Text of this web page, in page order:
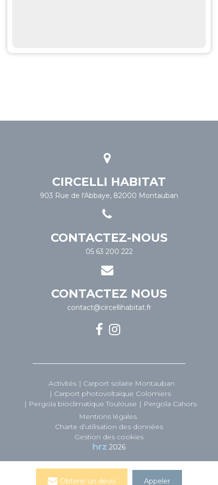
Obtenir un devis Appeler
CIRCELLI HABITAT
903 Rue de l'Abbaye, 82000 Montauban
CONTACTEZ-NOUS
05 63 200 222
CONTACTEZ NOUS
contact@circellihabitat.fr
Activités
Carport solaire Montauban
Carport photovoltaïque Colomiers
Pergola bioclimatique Toulouse
Pergola Cahors
Mentions légales
Charte d’utilisation des données
Gestion des cookies
2026